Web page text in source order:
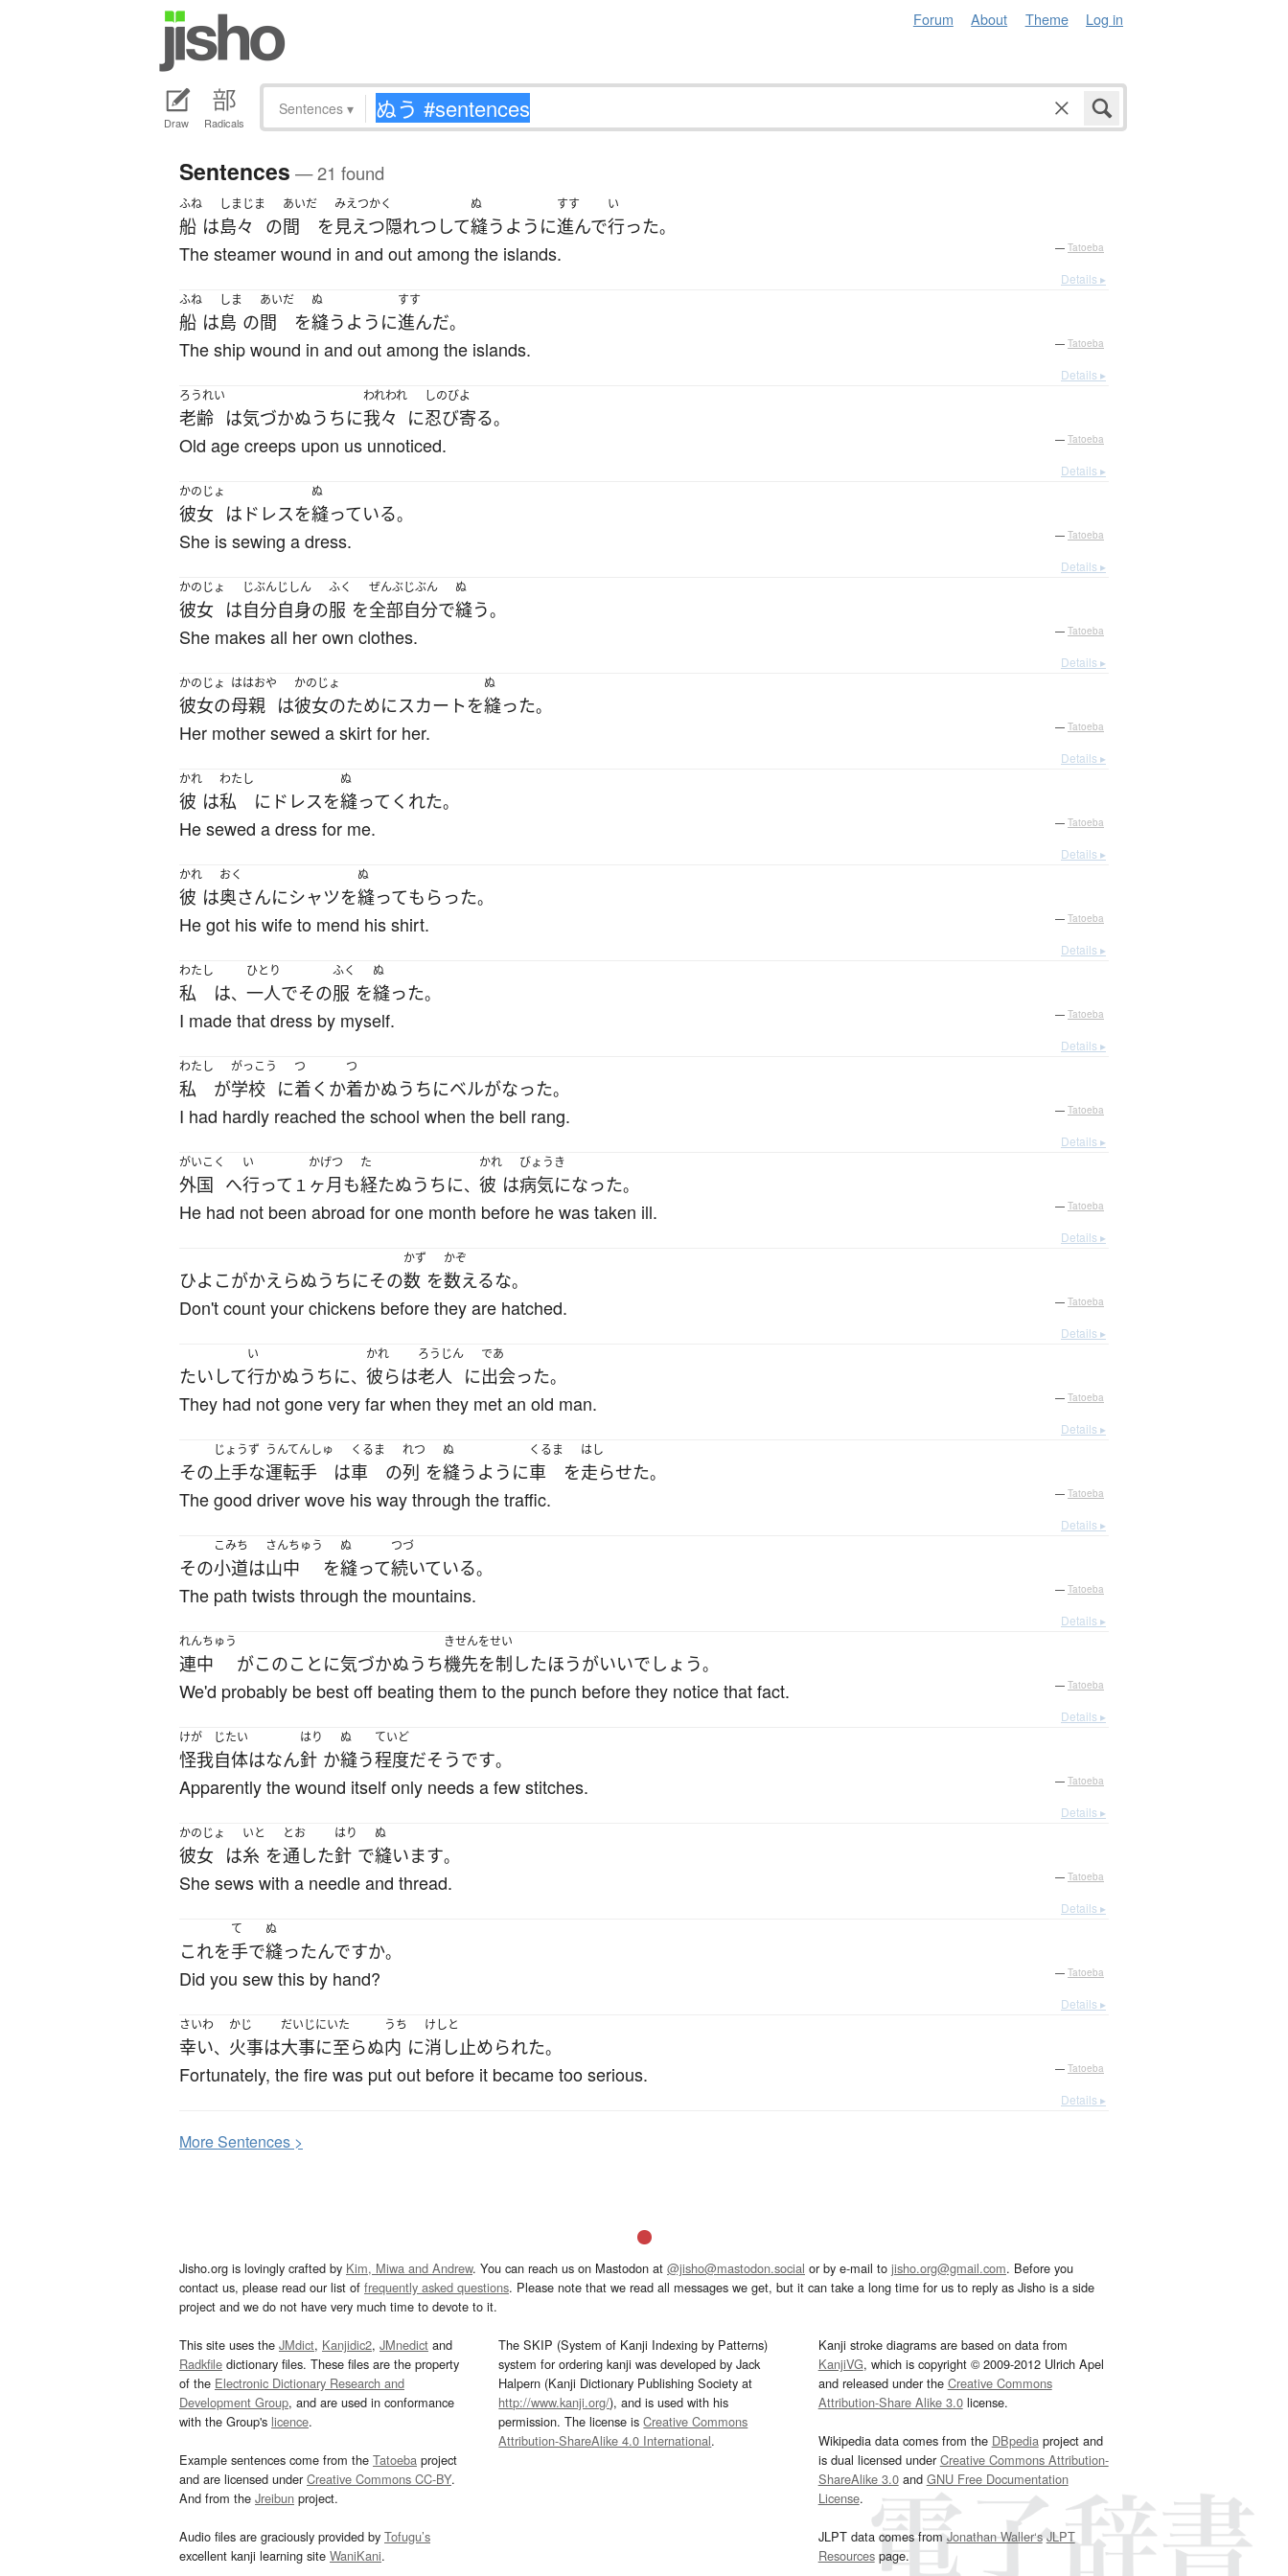
Forum About Theme Log in
Draw Radicals
Sentences ▾
Sentences — 21 found
ふね
船 は
しまじま
島々 の
あいだ
間 を
みえつかく
見えつ隠れつ して
ぬ
縫う ように
すす
進んで
い
行った。
The steamer wound in and out among the islands. — Tatoeba
Details ▸
ふね
船 は
しま
島 の
あいだ
間 を
ぬ
縫う ように
すす
進んだ。
The ship wound in and out among the islands. — Tatoeba
Details ▸
ろうれい
老齢 は気づかぬうちに
われわれ
我々 に
しのびよ
忍び寄る。
Old age creeps upon us unnoticed. — Tatoeba
Details ▸
かのじょ
彼女 は ドレスを
ぬ
縫っている。
She is sewing a dress. — Tatoeba
Details ▸
かのじょ
彼女 は
じぶんじしん
自分自身の
ふく
服 を
ぜんぶ
全部
じぶん
自分で
ぬ
縫う。
She makes all her own clothes. — Tatoeba
Details ▸
かのじょ
彼女の
ははおや
母親 は
かのじょ
彼女のためにスカート を
ぬ
縫った。
Her mother sewed a skirt for her. — Tatoeba
Details ▸
かれ
彼 は
わたし
私 に ドレスを
ぬ
縫って くれた。
He sewed a dress for me. — Tatoeba
Details ▸
かれ
彼 は
おく
奥さんにシャツを
ぬ
縫ってもらった。
He got his wife to mend his shirt. — Tatoeba
Details ▸
わたし
私 は、
ひとり
一人でその
ふく
服 を
ぬ
縫った。
I made that dress by myself. — Tatoeba
Details ▸
わたし
私 が
がっこう
学校 に
つ
着く か
つ
着かぬうちにベルがなった。
I had hardly reached the school when the bell rang. — Tatoeba
Details ▸
がいこく
外国 へ
い
行って １
かげつ
ヶ月も
た
経たぬうちに、
かれ
彼 は
びょうき
病気になった。
He had not been abroad for one month before he was taken ill. — Tatoeba
Details ▸
ひよこがかえらぬうちにその
かず
数 を
かぞ
数えるな。
Don't count your chickens before they are hatched. — Tatoeba
Details ▸
たいして
い
行かぬうちに、
かれ
彼らは
ろうじん
老人 に
であ
出会った。
They had not gone very far when they met an old man. — Tatoeba
Details ▸
その
じょうず
上手な
うんてんしゅ
運転手 は
くるま
車 の
れつ
列 を
ぬ
縫う ように
くるま
車 を
はし
走らせた。
The good driver wove his way through the traffic. — Tatoeba
Details ▸
その
こみち
小道は
さんちゅう
山中 を
ぬ
縫って
つづ
続いている。
The path twists through the mountains. — Tatoeba
Details ▸
れんちゅう
連中 がこのことに気づかぬうち
きせんをせい
機先を制したほうがいいでしょう。
We'd probably be best off beating them to the punch before they notice that fact. — Tatoeba
Details ▸
けが
怪我
じたい
自体はなん
はり
針 か
ぬ
縫う
ていど
程度だそうです。
Apparently the wound itself only needs a few stitches. — Tatoeba
Details ▸
かのじょ
彼女 は
いと
糸 を
とお
通した
はり
針 で
ぬ
縫います。
She sews with a needle and thread. — Tatoeba
Details ▸
これを
て
手で
ぬ
縫ったんですか。
Did you sew this by hand? — Tatoeba
Details ▸
さいわ
幸い、
かじ
火事は
だいじにいた
大事に至らぬ
うち
内 に
けしと
消し止められた。
Fortunately, the fire was put out before it became too serious. — Tatoeba
Details ▸
MoreSentences >
Jisho.org is lovingly crafted by Kim, Miwa and Andrew. You can reach us on Mastodon at @jisho@mastodon.social or by e-mail to jisho.org@gmail.com. Before you
contact us, please read our list of frequently asked questions. Please note that we read all messages we get, but it can take a long time for us to reply as Jisho is a side
project and we do not have very much time to devote to it.
This site uses the JMdict, Kanjidic2, JMnedict and
Radkfile dictionary files. These files are the property
of the Electronic Dictionary Research and
Development Group, and are used in conformance
with the Group's licence.
Example sentences come from the Tatoeba project
and are licensed underCreative Commons CC-BY.
And from the Jreibun project.
Audio files are graciously provided by Tofugu’s
excellent kanji learning site WaniKani.
The SKIP (System of Kanji Indexing by Patterns)
system for ordering kanji was developed by Jack
Halpern (Kanji Dictionary Publishing Society at
http://www.kanji.org/), and is used with his
permission. The license isCreative Commons
Attribution-ShareAlike 4.0 International.
Kanji stroke diagrams are based on data from
KanjiVG, which is copyright © 2009-2012 Ulrich Apel
and released under the Creative Commons
Attribution-Share Alike 3.0license.
Wikipedia data comes from the DBpediaproject and
is dual licensed underCreative Commons Attribution-
ShareAlike 3.0and GNU Free Documentation
License.
JLPT data comes fromJonathan Waller‘s JLPT
Resourcespage.